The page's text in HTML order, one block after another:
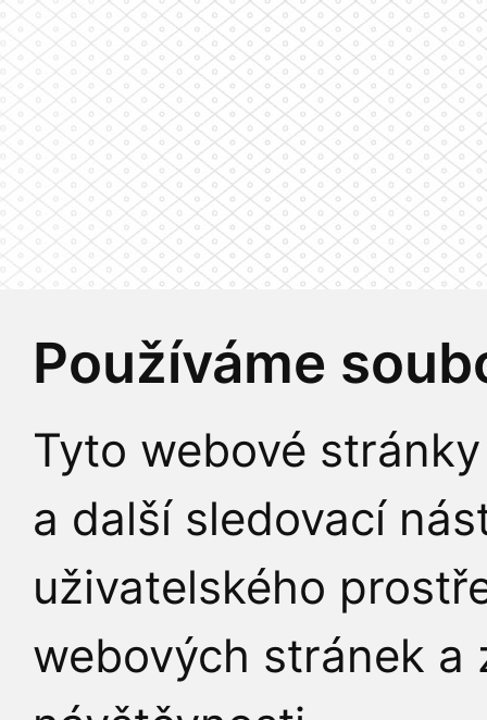
Používáme
Tyto webové
a další sledovací
uživatelského
webových stránek a